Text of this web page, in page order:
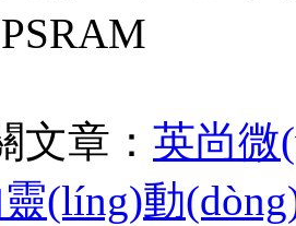
章： 英尚微
(líng)動